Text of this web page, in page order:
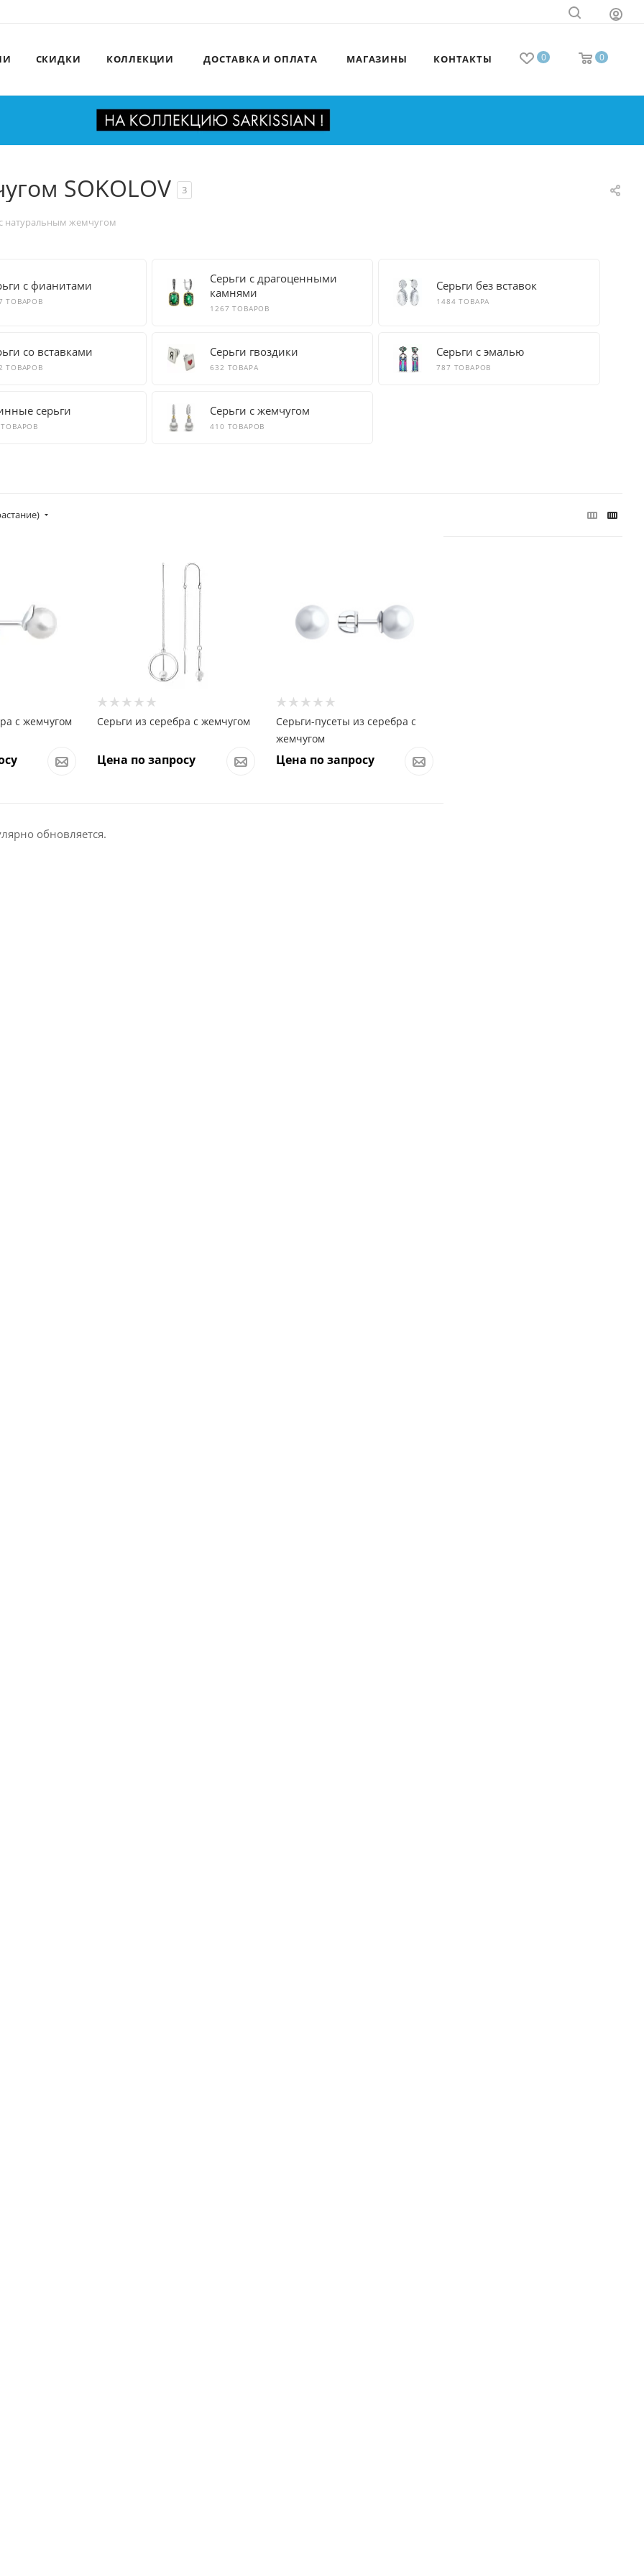
0 0
СКИДКИ КОЛЛЕКЦИИ ДОСТАВКА И ОПЛАТА МАГАЗИНЫ КОНТАКТЫ
SOKOLOV 3
с натуральным жемчугом
с фианитами
ТОВАРОВ
Серьги с драгоценными
камнями
1267 ТОВАРОВ
Серьги без вставок
1484 ТОВАРА
со вставками
ТОВАРОВ
Серьги гвоздики
632 ТОВАРА
Серьги с эмалью
787 ТОВАРОВ
серьги Серьги с жемчугом
410 ТОВАРОВ
с жемчугом Серьги из серебра с жемчугом
Цена по запросу
Серьги-пусеты из серебра с
жемчугом
Цена по запросу
обновляется.